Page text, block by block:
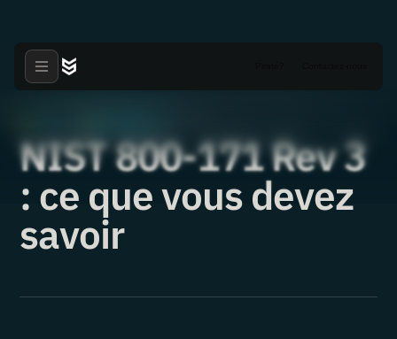
NIST 800-171 Rev 3
: ce que vous devez
savoir